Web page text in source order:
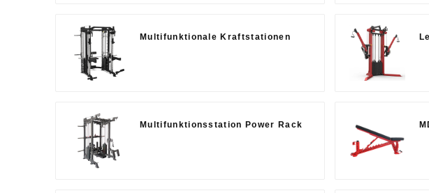
Multifunktionale Kraftstationen
Multifunktionsstation Power Rack